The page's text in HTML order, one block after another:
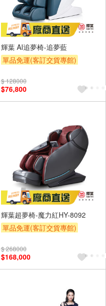
輝葉 AI追夢椅-追夢藍
單品免運(客訂交貨專館)
$ 128000
$76,800
輝葉超夢椅-魔力紅HY-8092
單品免運(客訂交貨專館)
$ 268000
$168,000